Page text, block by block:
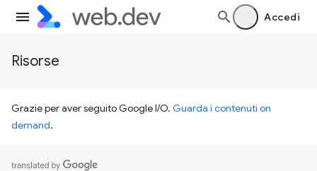
Accedi
Risorse
Grazie per aver seguito Google I/O. Guarda i contenuti on
demand.